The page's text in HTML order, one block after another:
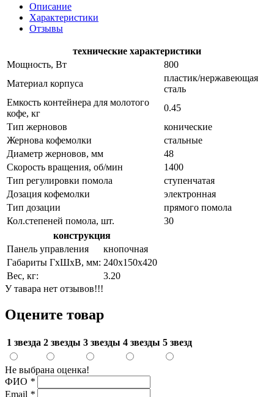
Описание
Характеристики
Отзывы
технические характеристики
Мощность, Вт
800
Материал корпуса
пластик/нержавеющая
сталь
Емкость контейнера для молотого
кофе, кг
0.45
Тип жерновов
конические
Жернова кофемолки
стальные
Диаметр жерновов, мм
48
Скорость вращения, об/мин
1400
Тип регулировки помола
ступенчатая
Дозация кофемолки
электронная
Тип дозации
прямого помола
Кол.степеней помола, шт.
30
конструкция
Панель управления
кнопочная
Габариты ГхШхВ, мм: 240х150х420
Вес, кг:
3.20
У тавара нет отзывов!!!
Оцените товар
1 звезда 2 звезды 3 звезды 4 звезды 5 звезд
Не выбрана оценка!
ФИО *
Email *